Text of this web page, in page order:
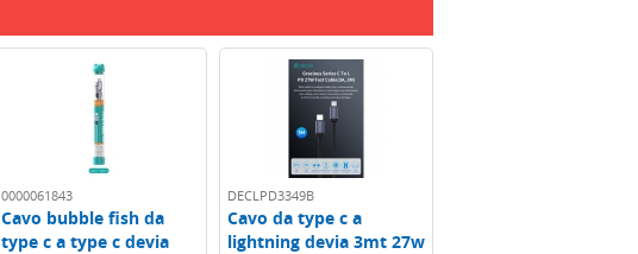
0000061843
Cavo bubble fish da
type c a type c devia
DECLPD3349B
Cavo da type c a
lightning devia 3mt 27w